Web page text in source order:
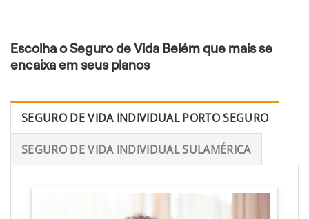
Escolha o Seguro de Vida Belém que mais se
encaixa em seus planos
SEGURO DE VIDA INDIVIDUAL PORTO SEGURO
SEGURO DE VIDA INDIVIDUAL SULAMÉRICA